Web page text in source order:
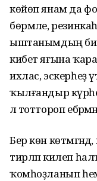
көйөп янам да
бөрмәле,
ыштанымдың
кибет яғына
ихлас, эскерһеҙ
ҡылғандыр
лә тоттороп
Бер көн
тирләп килеп
ҡомһоҙланып